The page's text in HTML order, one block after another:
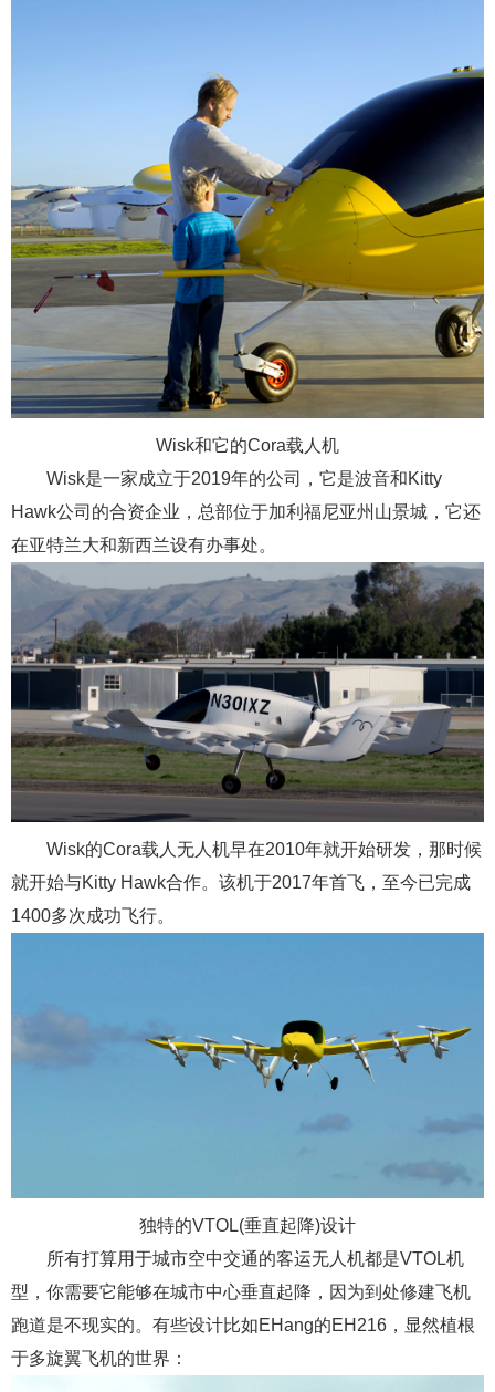
Wisk和它的Cora载人机
Wisk是一家成立于2019年的公司，它是波音和Kitty
Hawk公司的合资企业，总部位于加利福尼亚州山景城，它还
在亚特兰大和新西兰设有办事处。
Wisk的Cora载人无人机早在2010年就开始研发，那时候
就开始与Kitty Hawk合作。该机于2017年首飞，至今已完成
1400多次成功飞行。
独特的VTOL(垂直起降)设计
所有打算用于城市空中交通的客运无人机都是VTOL机
型，你需要它能够在城市中心垂直起降，因为到处修建飞机
跑道是不现实的。有些设计比如EHang的EH216，显然植根
于多旋翼飞机的世界：